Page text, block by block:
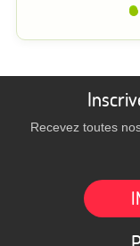
Recevez toutes